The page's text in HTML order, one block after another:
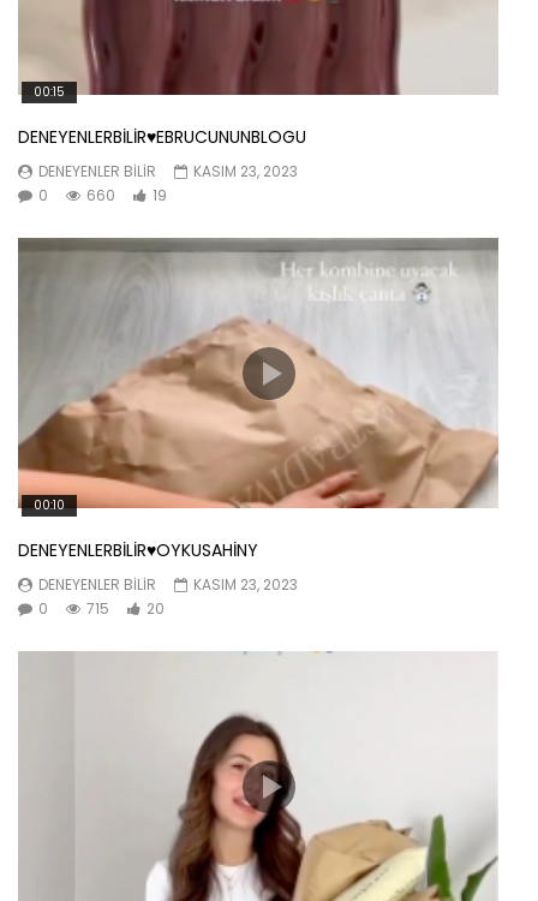
00:15
DENEYENLERBİLİR♥️EBRUCUNUNBLOGU
DENEYENLER BILIR
KASIM 23, 2023
0
660 19
00:10
DENEYENLERBİLİR♥️OYKUSAHİNY
DENEYENLER BILIR
KASIM 23, 2023
0
715 20